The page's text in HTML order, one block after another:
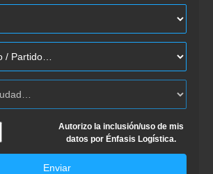
Autorizo la inclusión/uso de mis
datos por Énfasis Logística.
Enviar